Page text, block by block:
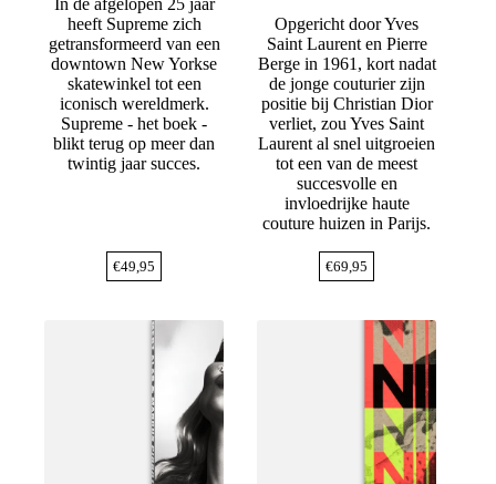
In de afgelopen 25 jaar
heeft Supreme zich
getransformeerd van een
downtown New Yorkse
skatewinkel tot een
iconisch wereldmerk.
Supreme - het boek -
blikt terug op meer dan
twintig jaar succes.
€49,95
Opgericht door Yves
Saint Laurent en Pierre
Berge in 1961, kort nadat
de jonge couturier zijn
positie bij Christian Dior
verliet, zou Yves Saint
Laurent al snel uitgroeien
tot een van de meest
succesvolle en
invloedrijke haute
couture huizen in Parijs.
€69,95